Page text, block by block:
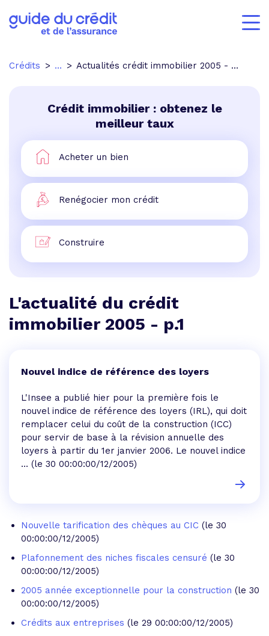
Crédits ... Actualités crédit immobilier 2005 - p.1
Crédit immobilier : obtenez le
meilleur taux
Acheter un bien
Renégocier mon crédit
Construire
L'actualité du crédit
immobilier 2005 - p.1
Nouvel indice de référence des loyers
L'Insee a publié hier pour la première fois le
nouvel indice de référence des loyers (IRL), qui doit
remplacer celui du coût de la construction (ICC)
pour servir de base à la révision annuelle des
loyers à partir du 1er janvier 2006. Le nouvel indice
... (le 30 00:00:00/12/2005)
Nouvelle tarification des chèques au CIC (le 30
00:00:00/12/2005)
Plafonnement des niches fiscales censuré (le 30
00:00:00/12/2005)
2005 année exceptionnelle pour la construction (le 30
00:00:00/12/2005)
Crédits aux entreprises (le 29 00:00:00/12/2005)